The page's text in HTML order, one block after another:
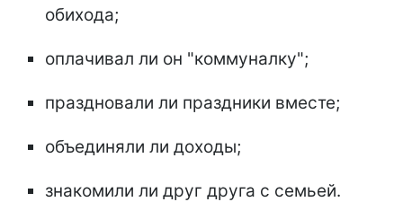
обихода;
оплачивал ли он "коммуналку";
праздновали ли праздники вместе;
объединяли ли доходы;
знакомили ли друг друга с семьей.